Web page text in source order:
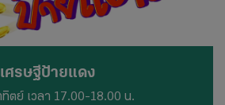
เศรษฐีป้ายแดง
ตย์ เวลา 17.00-18.00 น.